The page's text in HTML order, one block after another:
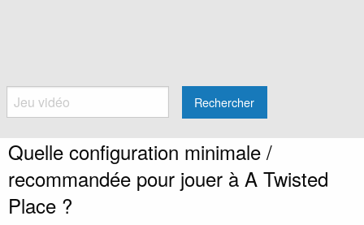
Rechercher
Quelle configuration minimale /
recommandée pour jouer à A Twisted
Place ?